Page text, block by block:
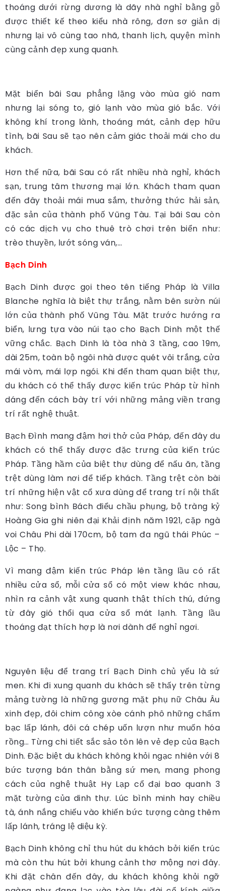
thoáng dưới rừng dương là dãy nhà nghỉ bằng gỗ
được thiết kế theo kiểu nhà rông, đơn sơ giản dị
nhưng lại vô cùng tao nhã, thanh lịch, quyện mình
cùng cảnh đẹp xung quanh.
Mặt biển bãi Sau phẳng lặng vào mùa gió nam
nhưng lại sóng to, gió lạnh vào mùa gió bắc. Với
không khí trong lành, thoáng mát, cảnh đẹp hữu
tình, bãi Sau sẽ tạo nên cảm giác thoải mái cho du
khách.
Hơn thế nữa, bãi Sau có rất nhiều nhà nghỉ, khách
sạn, trung tâm thương mại lớn. Khách tham quan
đến đây thoải mái mua sắm, thưởng thức hải sản,
đặc sản của thành phố Vũng Tàu. Tại bãi Sau còn
có các dịch vụ cho thuê trò chơi trên biển như:
trèo thuyền, lướt sóng ván,…
Bạch Dinh
Bạch Dinh được gọi theo tên tiếng Pháp là Villa
Blanche nghĩa là biệt thự trắng, nằm bên sườn núi
lớn của thành phố Vũng Tàu. Mặt trước hướng ra
biển, lưng tựa vào núi tạo cho Bạch Dinh một thế
vững chắc. Bạch Dinh là tòa nhà 3 tầng, cao 19m,
dài 25m, toàn bộ ngôi nhà được quét vôi trắng, cửa
mái vòm, mái lợp ngói. Khi đến tham quan biệt thự,
du khách có thể thấy được kiến trúc Pháp từ hình
dáng đến cách bày trí với những mảng viền trang
trí rất nghệ thuật.
Bạch Đình mang đậm hơi thở của Pháp, đến đây du
khách có thể thấy được đặc trưng của kiến trúc
Pháp. Tầng hầm của biệt thự dùng để nấu ăn, tầng
trệt dùng làm nơi để tiếp khách. Tầng trệt còn bài
trí những hiện vật cổ xưa dùng để trang trí nội thất
như: Song bình Bách điểu chầu phụng, bộ tràng kỷ
Hoàng Gia ghi niên đại Khải định năm 1921, cặp ngà
voi Châu Phi dài 170cm, bộ tam đa ngũ thái Phúc –
Lộc – Thọ.
Vì mang đậm kiến trúc Pháp lên tầng lầu có rất
nhiều cửa sổ, mỗi cửa sổ có một view khác nhau,
nhìn ra cảnh vật xung quanh thật thích thú, đứng
từ đây gió thổi qua cửa sổ mát lạnh. Tầng lầu
thoáng đạt thích hợp là nơi dành để nghỉ ngơi.
Nguyên liệu để trang trí Bạch Dinh chủ yếu là sứ
men. Khi đi xung quanh du khách sẽ thấy trên từng
mảng tường là những gương mặt phụ nữ Châu Âu
xinh đẹp, đôi chim công xòe cánh phô những chấm
bạc lấp lánh, đôi cá chép uốn lượn như muốn hóa
rồng… Từng chi tiết sắc sảo tôn lên vẻ đẹp của Bạch
Dinh. Đặc biệt du khách không khỏi ngạc nhiên với 8
bức tượng bán thân bằng sứ men, mang phong
cách của nghệ thuật Hy Lạp cổ đại bao quanh 3
mặt tường của dinh thự. Lúc bình minh hay chiều
tà, ánh nắng chiếu vào khiến bức tượng càng thêm
lấp lánh, tráng lệ diệu kỳ.
Bạch Dinh không chỉ thu hút du khách bởi kiến trúc
mà còn thu hút bởi khung cảnh thơ mộng nơi đây.
Khi đặt chân đến đây, du khách không khỏi ngỡ